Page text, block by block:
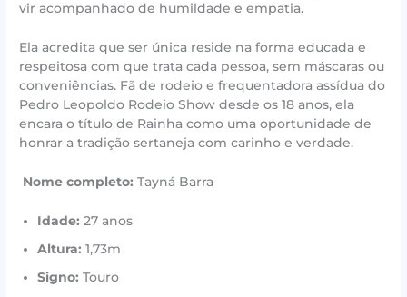
vir acompanhado de humildade e empatia.
Ela acredita que ser única reside na forma educada e
respeitosa com que trata cada pessoa, sem máscaras ou
conveniências. Fã de rodeio e frequentadora assídua do
Pedro Leopoldo Rodeio Show desde os 18 anos, ela
encara o título de Rainha como uma oportunidade de
honrar a tradição sertaneja com carinho e verdade.
Nome completo: Tayná Barra
Idade: 27 anos
Altura: 1,73m
Signo: Touro